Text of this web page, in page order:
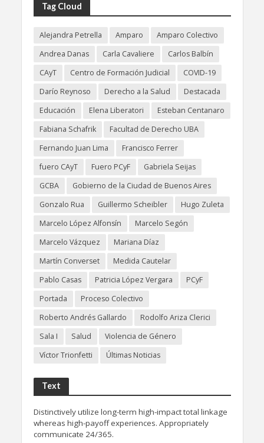
Tag Cloud
Alejandra Petrella Amparo
Amparo Colectivo
Andrea Danas
Carla Cavaliere
Carlos Balbín
CAyT
Centro de Formación Judicial
COVID-19
Darío Reynoso
Derecho a la Salud
Destacada
Educación
Elena Liberatori
Esteban Centanaro
Fabiana Schafrik
Facultad de Derecho UBA
Fernando Juan Lima
Francisco Ferrer
fuero CAyT
Fuero PCyF
Gabriela Seijas
GCBA
Gobierno de la Ciudad de Buenos Aires
Gonzalo Rua
Guillermo Scheibler
Hugo Zuleta
Marcelo López Alfonsín
Marcelo Segón
Marcelo Vázquez
Mariana Díaz
Martín Converset
Medida Cautelar
Pablo Casas
Patricia López Vergara
PCyF
Portada
Proceso Colectivo
Roberto Andrés Gallardo
Rodolfo Ariza Clerici
Sala I
Salud
Violencia de Género
Víctor Trionfetti
Últimas Noticias
Text
Distinctively utilize long-term high-impact total linkage
whereas high-payoff experiences. Appropriately
communicate 24/365.